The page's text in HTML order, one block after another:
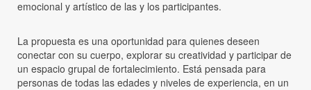
emocional y artístico de las y los participantes.
La propuesta es una oportunidad para quienes deseen
conectar con su cuerpo, explorar su creatividad y participar de
un espacio grupal de fortalecimiento. Está pensada para
personas de todas las edades y niveles de experiencia, en un